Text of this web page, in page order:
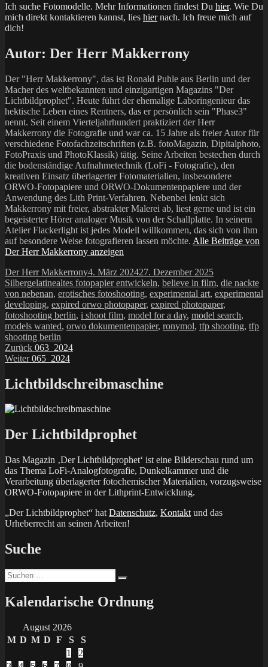
Ich suche Fotomodelle. Mehr Informationen findest Du hier. Wie Du
mich direkt kontaktieren kannst, lies hiernach. Ich freue mich auf
dich!
Autor: Der Herr Makkerrony
Der "Herr Makkerrony", das ist Ronald Puhle aus Berlin und der
Macher des weltbekannten und einzigartigen Magazins "Der
Lichtbildprophet". Heute führt der ehemalige Laboringenieur das
hektische Leben eines Rentners, das er persönlich sein "Phase3"
nennt. Seit einem Vierteljahrhundert praktiziert der Herr
Makkerrony die Fotografie und war ca. 15 Jahre als freier Autor für
verschiedene Fotofachzeitschriften (z.B. fotoMagazin, Dipitalphoto,
FotoPraxis und PhotoKlassik) tätig. Seine Arbeiten bestechen durch
die bodenständige Aufnahmetechnik (LoFi - Fotografie), den
kreativen Einsatz überlagerter Fotomaterialien, insbesondere
ORWO-Fotopapiere und ORWO-Dokumentenpapiere und der
Anwendung des Lith Print-Verfahren. Nebenbei lenkt sich
Makkerrony mit freier, abstrakter Malerei ab, liest gerne und ist ein
begeisterter Hörer analoger Musik von der Schallplatte. In seinem
Atelier Flackerlight ist jedes Modell willkommen, das sich von ihm
auf besondere Weise fotografieren lassen möchte. Alle Beiträge von
Der Herr Makkerrony anzeigen
Autor
Der Herr MakkerronyVeröffentlicht
am
4. März 202427. Dezember 2025Kategorien
SilbergelatineSchlagwörter
altes fotopapier entwickeln, believe in film, die nackte
von nebenan, erotisches fotoshooting, experimental art, experimental
developing, expired orwo photopaper, expired photopaper,
fotoshooting berlin, i shoot film, model for a day, model search,
models wanted, orwo dokumentenpapier, ronymol, tfp shooting, tfp
shooting berlin
Beitragsnavigation
Zurück Vorheriger
Beitrag:
063_2024
Weiter Nächster
065_2024
Lichtbildschreibmaschine
Der Lichtbildprophet
Das Magazin ‚Der Lichtbildprophet‘ ist eine Bilderschau rund um
das Thema LoFi-Analogfotografie, Dunkelkammer und die
Verarbeitung überlagerter fotochemischer Materialien, vorzugsweise
ORWO-Fotopapiere in der Lithprint-Entwicklung.
„Der Lichtbildprophet“ hat Datenschutz, Kontakt und das
Urheberrecht an seinen Arbeiten!
Suche
Suchen
nach:
Kalendarische Ordnung
August 2026
M D M D F S
S
1
2